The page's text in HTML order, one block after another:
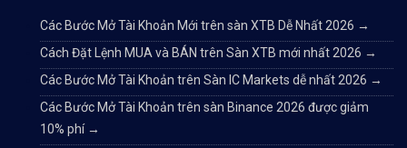
Các Bước Mở Tài Khoản Mới trên sàn XTB Dễ Nhất 2026 →
Cách Đặt Lệnh MUA và BÁN trên Sàn XTB mới nhất 2026 →
Các Bước Mở Tài Khoản trên Sàn IC Markets dễ nhất 2026 →
Các Bước Mở Tài Khoản trên sàn Binance 2026 được giảm
10% phí →